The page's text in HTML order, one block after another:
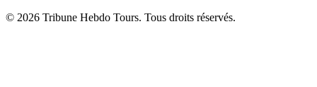
© 2026 Tribune Hebdo Tours. Tous droits réservés.